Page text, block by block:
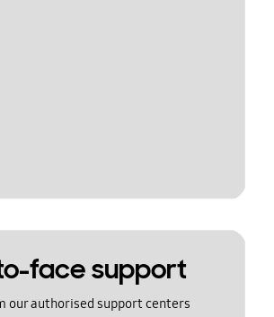
face support
our authorised support centers